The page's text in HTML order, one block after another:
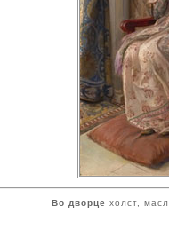
Во дворце холст,